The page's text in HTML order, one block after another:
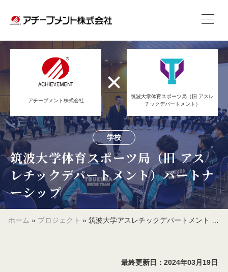
アチーブメント株式会社
筑波大学体育スポーツ局（旧 アスレ
チックデパートメント）
学校
筑波大学体育スポーツ局（旧 アス
レチックデパートメント）パートナ
ーシップ
ホーム » プロジェクト » 筑波大学アスレチックデパートメント パートナーシップ
最終更新日：2024年03月19日